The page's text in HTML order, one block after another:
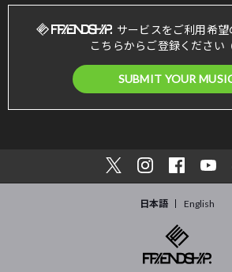
サービスをご利用希
こちらからご登録ください
SUBMIT YOUR
日本語 English